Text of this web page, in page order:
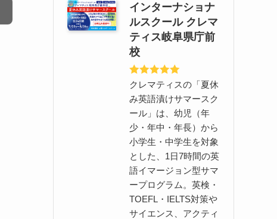
インターナショナ
ルスクール クレマ
ティス岐阜県庁前
校
クレマティスの「夏休
み英語漬けサマースク
ール」は、幼児（年
少・年中・年長）から
小学生・中学生を対象
とした、1日7時間の英
語イマージョン型サマ
ープログラム。英検・
TOEFL・IELTS対策や
サイエンス、アクティ